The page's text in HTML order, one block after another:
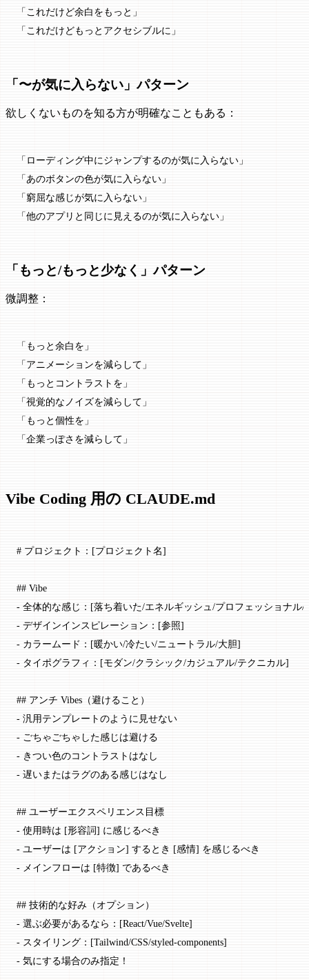
「これだけど余白をもっと」
「これだけどもっとアクセシブルに」
「〜が気に入らない」パターン
欲しくないものを知る方が明確なこともある：
「ローディング中にジャンプするのが気に入らない」
「あのボタンの色が気に入らない」
「窮屈な感じが気に入らない」
「他のアプリと同じに見えるのが気に入らない」
「もっと/もっと少なく」パターン
微調整：
「もっと余白を」
「アニメーションを減らして」
「もっとコントラストを」
「視覚的なノイズを減らして」
「もっと個性を」
「企業っぽさを減らして」
Vibe Coding 用の CLAUDE.md
# プロジェクト：[プロジェクト名]
## Vibe
- 全体的な感じ：[落ち着いた/エネルギッシュ/プロフェッショナル/
- デザインインスピレーション：[参照]
- カラームード：[暖かい/冷たい/ニュートラル/大胆]
- タイポグラフィ：[モダン/クラシック/カジュアル/テクニカル]
## アンチ Vibes（避けること）
- 汎用テンプレートのように見せない
- ごちゃごちゃした感じは避ける
- きつい色のコントラストはなし
- 遅いまたはラグのある感じはなし
## ユーザーエクスペリエンス目標
- 使用時は [形容詞] に感じるべき
- ユーザーは [アクション] するとき [感情] を感じるべき
- メインフローは [特徴] であるべき
## 技術的な好み（オプション）
- 選ぶ必要があるなら：[React/Vue/Svelte]
- スタイリング：[Tailwind/CSS/styled-components]
- 気にする場合のみ指定！